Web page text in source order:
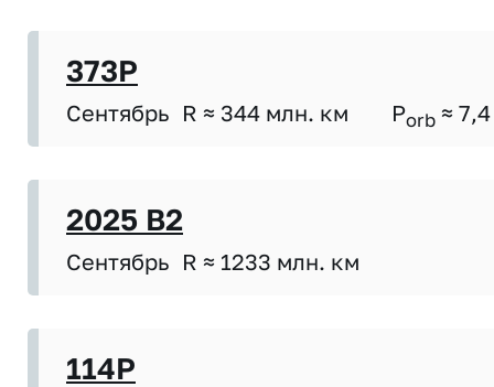
373P
Сентябрь R ≈ 344 млн. км Porb ≈ 7,4
2025 B2
Сентябрь R ≈ 1233 млн. км
114P